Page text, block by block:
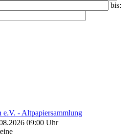
bis:
e.V. - Altpapiersammlung
09:00 Uhr